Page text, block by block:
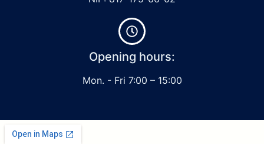
Opening hours:
Mon. - Fri 7:00 – 15:00